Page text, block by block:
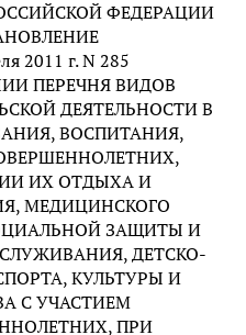
ФЕДЕРАЦИИ
2011 г. N 285
ПЕРЕЧНЯ ВИДОВ
ДЕЯТЕЛЬНОСТИ В
ВОСПИТАНИЯ,
ИХ ОТДЫХА И
МЕДИЦИНСКОГО
ЗАЩИТЫ И
ДЕТСКО-
КУЛЬТУРЫ И
С УЧАСТИЕМ
ПРИ